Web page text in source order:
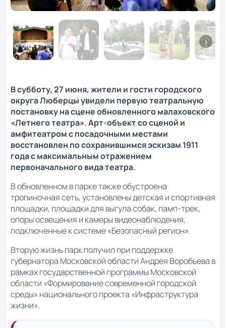
В субботу, 27 июня, жители и гости городского
округа Люберцы увидели первую театральную
постановку на сцене обновленного малаховского
«Летнего театра». Арт-объект со сценой и
амфитеатром с посадочными местами
восстановлен по сохранившимся эскизам 1911
года с максимальным отражением
первоначального вида театра.
В обновленном в парке также обустроена
тропиночная сеть, установлены детская и спортивная
площадки, площадки для выгула собак, памп-трек,
опоры освещения и камеры видеонаблюдения,
подключенные к системе «Безопасный регион».
Вторую жизнь парк получил при поддержке
губернатора Московской области Андрея Воробьева в
рамках государственной программы Московской
области «Формирование современной городской
среды» национального проекта «Инфраструктура
жизни».